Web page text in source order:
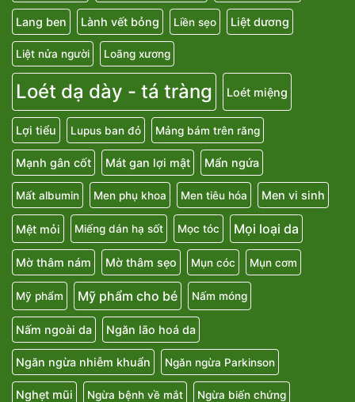
Lang ben Lành vết bỏng Liền sẹo Liệt dương
Liệt nửa người Loãng xương
Loét dạ dày - tá tràng Loét miệng
Lợi tiểu Lupus ban đỏ Mảng bám trên răng
Mạnh gân cốt Mát gan lợi mật Mẩn ngứa
Mất albumin Men phụ khoa Men tiêu hóa Men vi sinh
Mệt mỏi Miếng dán hạ sốt Mọc tóc Mọi loại da
Mờ thâm nám Mờ thâm sẹo Mụn cóc Mụn cơm
Mỹ phẩm Mỹ phẩm cho bé Nấm móng
Nấm ngoài da Ngăn lão hoá da
Ngăn ngừa nhiễm khuẩn Ngăn ngừa Parkinson
Nghẹt mũi Ngừa bệnh về mắt Ngừa biến chứng